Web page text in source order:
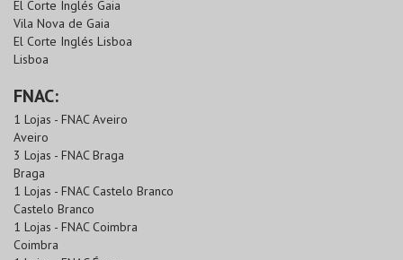
El Corte Inglés Gaia
Vila Nova de Gaia
El Corte Inglés Lisboa
Lisboa
FNAC:
1 Lojas - FNAC Aveiro
Aveiro
3 Lojas - FNAC Braga
Braga
1 Lojas - FNAC Castelo Branco
Castelo Branco
1 Lojas - FNAC Coimbra
Coimbra